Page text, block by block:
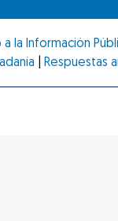
la Información
Respuestas